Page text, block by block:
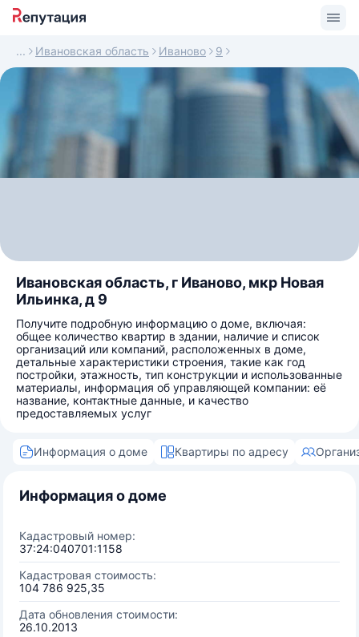
Ивановская область Иваново 9
Ивановская область, г Иваново, мкр Новая
Ильинка, д 9
Получите подробную информацию о доме, включая:
общее количество квартир в здании, наличие и список
организаций или компаний, расположенных в доме,
детальные характеристики строения, такие как год
постройки, этажность, тип конструкции и использованные
материалы, информация об управляющей компании: её
название, контактные данные, и качество
предоставляемых услуг
Информация о доме Квартиры по адресу
Информация о доме
Кадастровый номер:
37:24:040701:1158
Кадастровая стоимость:
104 786 925,35
Дата обновления стоимости:
26.10.2013